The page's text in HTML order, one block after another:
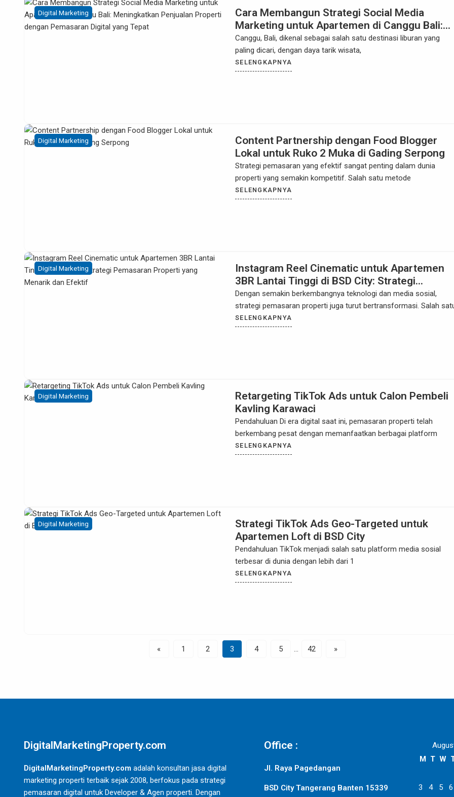
Digital Marketing
Cara Membangun Strategi Social Media
Marketing untuk Apartemen di Canggu Bali:
Meningkatkan Penjualan Properti dengan
Pemasaran Digital yang Tepat
Canggu, Bali, dikenal sebagai salah satu destinasi liburan yang
paling dicari, dengan daya tarik wisata,
SELENGKAPNYA
Digital Marketing
Content Partnership dengan Food Blogger
Lokal untuk Ruko 2 Muka di Gading Serpong
Strategi pemasaran yang efektif sangat penting dalam dunia
properti yang semakin kompetitif. Salah satu metode
SELENGKAPNYA
Digital Marketing
Instagram Reel Cinematic untuk Apartemen
3BR Lantai Tinggi di BSD City: Strategi
Pemasaran Properti yang Menarik dan Efektif
Dengan semakin berkembangnya teknologi dan media sosial,
strategi pemasaran properti juga turut bertransformasi. Salah
SELENGKAPNYA
Digital Marketing
Retargeting TikTok Ads untuk Calon Pembeli
Kavling Karawaci
Pendahuluan Di era digital saat ini, pemasaran properti telah
berkembang pesat dengan memanfaatkan berbagai platform
SELENGKAPNYA
Digital Marketing
Strategi TikTok Ads Geo-Targeted untuk
Apartemen Loft di BSD City
Pendahuluan TikTok menjadi salah satu platform media sosial
terbesar di dunia dengan lebih dari 1
SELENGKAPNYA
« 1 2 3 4 5 … 42 »
DigitalMarketingProperty.com
DigitalMarketingProperty.com adalah konsultan jasa digital
marketing properti terbaik sejak 2008, berfokus pada strategi
pemasaran digital untuk Developer & Agen properti. Dengan
Office :
Jl. Raya Pagedangan
BSD City Tangerang Banten 15339
M T W
3 4 5 6